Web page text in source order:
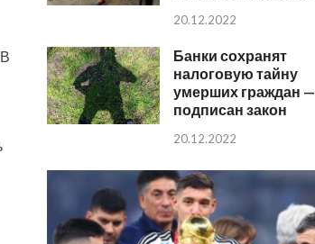
20.12.2022
Банки сохранят
налоговую тайну
умерших граждан —
подписан закон
20.12.2022